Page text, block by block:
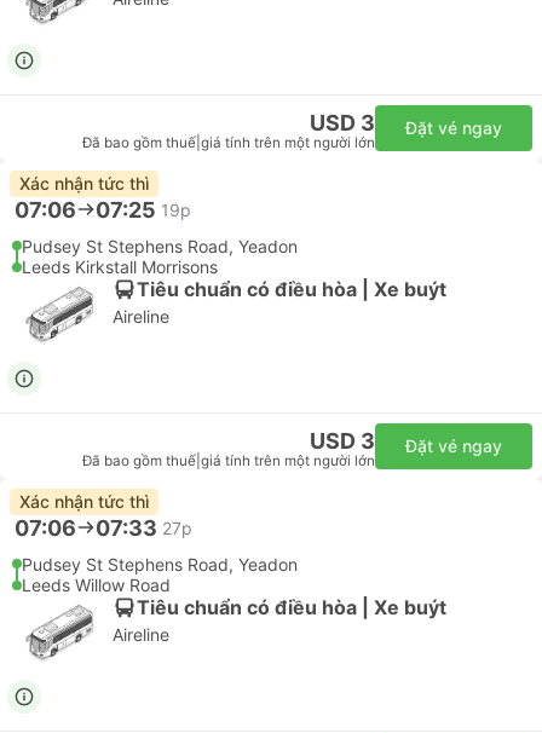
USD 3
Đã bao gồm thuế giá tính trên một người lớn
Đặt vé ngay
Xác nhận tức thì
07:06 07:25 19p
Pudsey St Stephens Road, Yeadon
Leeds Kirkstall Morrisons
Tiêu chuẩn có điều hòa | Xe buýt
Aireline
USD 3
Đã bao gồm thuế giá tính trên một người lớn
Đặt vé ngay
Xác nhận tức thì
07:06 07:33 27p
Pudsey St Stephens Road, Yeadon
Leeds Willow Road
Tiêu chuẩn có điều hòa | Xe buýt
Aireline